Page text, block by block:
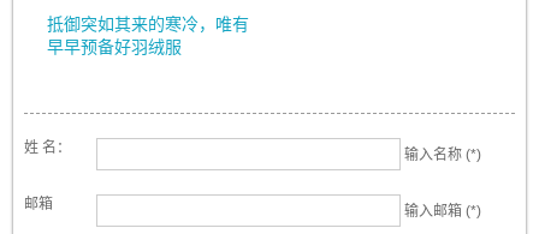
抵御突如其来的寒冷，唯有
早早预备好羽绒服
姓 名： 输入名称 (*)
邮箱 输入邮箱 (*)